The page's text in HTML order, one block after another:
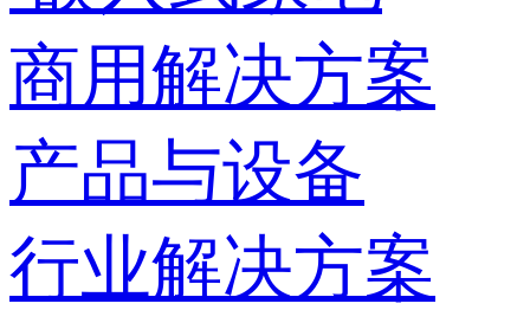
商用解决方案
产品与设备
行业解决方案